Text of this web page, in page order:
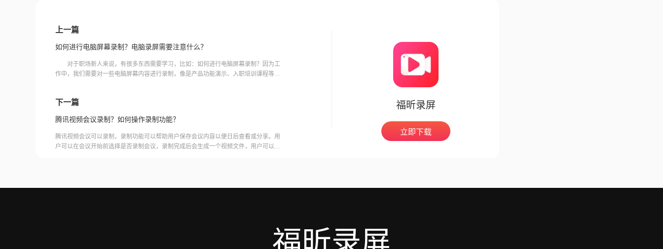
上一篇
如何进行电脑屏幕录制？电脑录屏需要注意什么？
对于职场新人来说，有很多东西需要学习，比如：如何进行电脑屏幕录制？因为工
作中，我们需要对一些电脑屏幕内容进行录制，像是产品功能演示、入职培训课程等
下一篇
腾讯视频会议录制？如何操作录制功能？
腾讯视频会议可以录制，录制功能可以帮助用户保存会议内容以便日后查看或分享。用
户可以在会议开始前选择是否录制会议，录制完成后会生成一个视频文件，用户可以在
福昕录屏
立即下载